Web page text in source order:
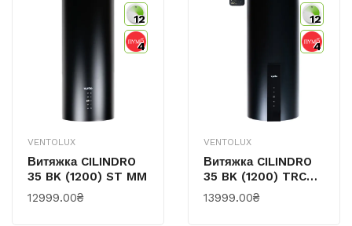
12
4
VENTOLUX
Витяжка CILINDRO
35 BK (1200) ST MM
12999.00₴
12
4
VENTOLUX
Витяжка CILINDRO
35 BK (1200) TRC
MM
13999.00₴